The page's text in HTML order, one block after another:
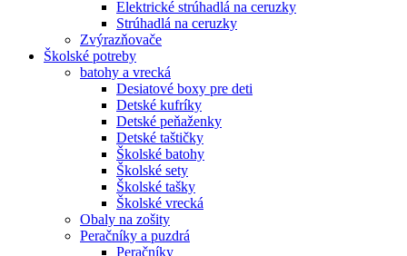
Elektrické strúhadlá na ceruzky
Strúhadlá na ceruzky
Zvýrazňovače
Školské potreby
batohy a vrecká
Desiatové boxy pre deti
Detské kufríky
Detské peňaženky
Detské taštičky
Školské batohy
Školské sety
Školské tašky
Školské vrecká
Obaly na zošity
Peračníky a puzdrá
Peračníky